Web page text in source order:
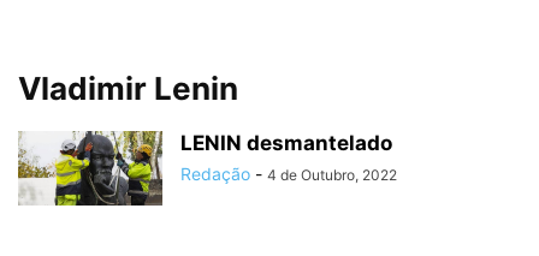
Vladimir Lenin
LENIN desmantelado
Redação - 4 de Outubro, 2022